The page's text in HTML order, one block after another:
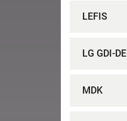
LEFIS
LG GDI-DE
MDK